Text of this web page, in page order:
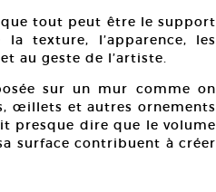
tout peut être le support
texture, l’apparence, les
au geste de l’artiste.
sur un mur comme on
œillets et autres ornements
presque dire que le volume
surface contribuent à créer